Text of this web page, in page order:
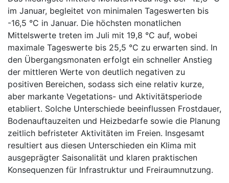
im Januar, begleitet von minimalen Tageswerten bis
-16,5 °C in Januar. Die höchsten monatlichen
Mittelswerte treten im Juli mit 19,8 °C auf, wobei
maximale Tageswerte bis 25,5 °C zu erwarten sind. In
den Übergangsmonaten erfolgt ein schneller Anstieg
der mittleren Werte von deutlich negativen zu
positiven Bereichen, sodass sich eine relativ kurze,
aber markante Vegetations- und Aktivitätsperiode
etabliert. Solche Unterschiede beeinflussen Frostdauer,
Bodenauftauzeiten und Heizbedarfe sowie die Planung
zeitlich befristeter Aktivitäten im Freien. Insgesamt
resultiert aus diesen Unterschieden ein Klima mit
ausgeprägter Saisonalität und klaren praktischen
Konsequenzen für Infrastruktur und Freiraumnutzung.